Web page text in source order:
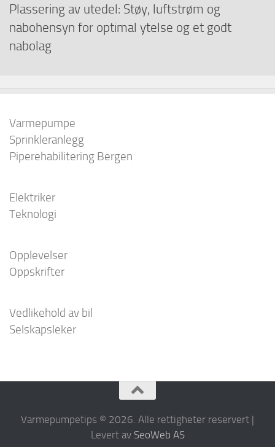
Plassering av utedel: Støy, luftstrøm og
nabohensyn for optimal ytelse og et godt
nabolag
Varmepumpe
Sprinkleranlegg
Piperehabilitering Bergen
Elektriker
Teknologi
Opplevelser
Oppskrifter
Vedlikehold av bil
Selskapsleker
Varmepumpetips © 2026. Alle rettigheter reservert |
Levert av SeoWeb AS